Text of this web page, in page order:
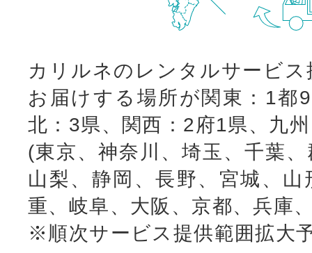
カリルネのレンタルサービ
お届けする場所が関東：1都
北：3県、関西：2府1県、九
(東京、神奈川、埼玉、千葉
山梨、静岡、長野、宮城、
重、岐阜、大阪、京都、兵庫
※順次サービス提供範囲拡大